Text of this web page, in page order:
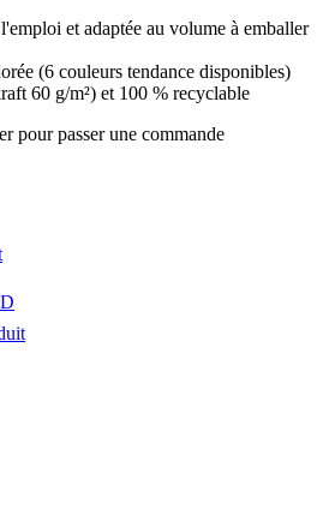
et adaptée au volume à emballer
(6 couleurs tendance disponibles)
60 g/m²) et 100 % recyclable
pour passer une commande